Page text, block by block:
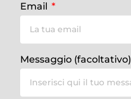
Email
Messaggio (facoltativo)